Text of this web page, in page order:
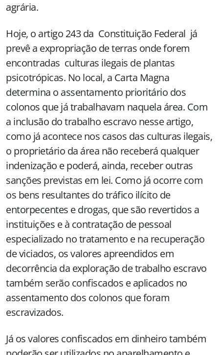
agrária.
Hoje, o artigo 243 da Constituição Federal já
prevê a expropriação de terras onde forem
encontradas culturas ilegais de plantas
psicotrópicas. No local, a Carta Magna
determina o assentamento prioritário dos
colonos que já trabalhavam naquela área. Com
a inclusão do trabalho escravo nesse artigo,
como já acontece nos casos das culturas ilegais,
o proprietário da área não receberá qualquer
indenização e poderá, ainda, receber outras
sanções previstas em lei. Como já ocorre com
os bens resultantes do tráfico ilícito de
entorpecentes e drogas, que são revertidos a
instituições e à contratação de pessoal
especializado no tratamento e na recuperação
de viciados, os valores apreendidos em
decorrência da exploração de trabalho escravo
também serão confiscados e aplicados no
assentamento dos colonos que foram
escravizados.
Já os valores confiscados em dinheiro também